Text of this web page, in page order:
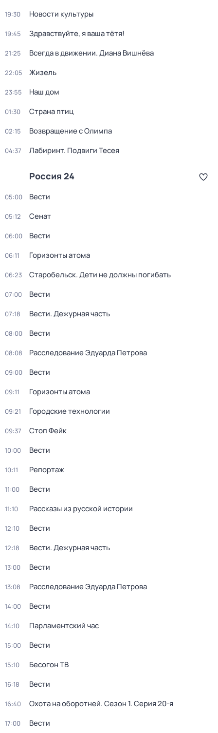
19:30 Новости культуры
19:45 Здравствуйте, я ваша тётя!
21:25 Всегда в движении. Диана Вишнёва
22:05 Жизель
23:55 Наш дом
01:30 Страна птиц
02:15 Возвращение с Олимпа
04:37 Лабиринт. Подвиги Тесея
Россия 24
05:00 Вести
05:12 Сенат
06:00 Вести
06:11 Горизонты атома
06:23 Старобельск. Дети не должны погибать
07:00 Вести
07:18 Вести. Дежурная часть
08:00 Вести
08:08 Расследование Эдуарда Петрова
09:00 Вести
09:11 Горизонты атома
09:21 Городские технологии
09:37 Стоп Фейк
10:00 Вести
10:11 Репортаж
11:00 Вести
11:10 Рассказы из русской истории
12:10 Вести
12:18 Вести. Дежурная часть
13:00 Вести
13:08 Расследование Эдуарда Петрова
14:00 Вести
14:10 Парламентский час
15:00 Вести
15:10 Бесогон ТВ
16:18 Вести
16:40 Охота на оборотней. Сезон 1. Серия 20-я
17:00 Вести